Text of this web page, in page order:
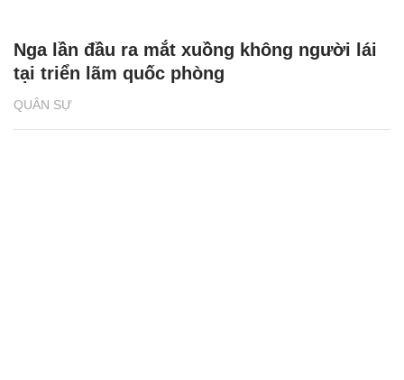
QUÂN SỰ
Nga lần đầu ra mắt xuồng không người lái
tại triển lãm quốc phòng